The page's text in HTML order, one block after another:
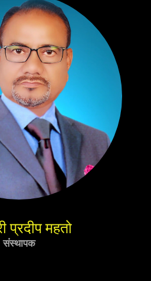
प्रदीप महतो
संस्थापक